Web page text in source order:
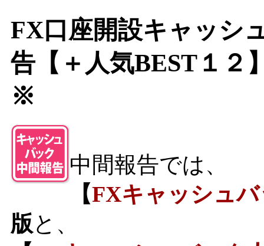
FX口座開設キャッシ
告【＋人気BEST１２
※
中間報告では、
【FXキャッシュ
版と、